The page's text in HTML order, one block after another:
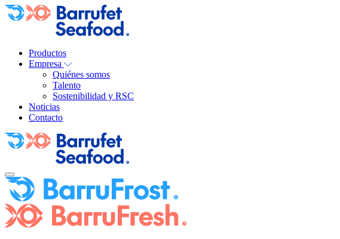
Productos
Empresa
Quiénes somos
Talento
Sostenibilidad y RSC
Noticias
Contacto